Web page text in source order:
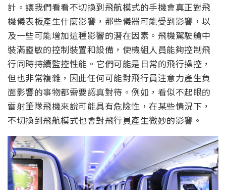
計。讓我們看看不切換到飛航模式的手機會真正對飛
機儀表板產生什麼影響，那些儀器可能受到影響，以
及一些可能增加這種影響的潛在因素。飛機駕駛艙中
裝滿靈敏的控制裝置和設備，使機組人員能夠控制飛
行同時持續監控性能。它們可能是日常的飛行操控，
但也非常複雜，因此任何可能對飛行員注意力產生負
面影響的事物都需要認真對待。例如，看似不起眼的
雷射筆隊飛機來說可能具有危險性，在某些情況下，
不切換到飛航模式也會對飛行員產生微妙的影響。